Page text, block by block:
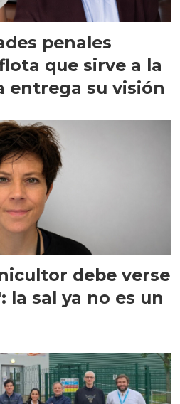
penales
que sirve a la
entrega su visión
debe verse
la sal ya no es un